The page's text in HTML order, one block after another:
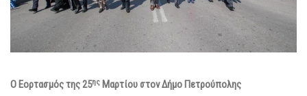
Ο Εορτασμός της 25ης Μαρτίου στον Δήμο Πετρούπολης